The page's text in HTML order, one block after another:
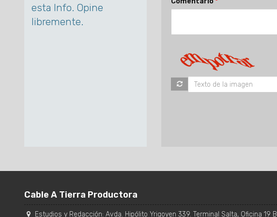
esta Info. Opine
libremente.
Cable A Tierra Productora
Estudios y Redacción: Avda. Hipólito Yrigoyen 339. Terminal Salta, Oficina 19 B